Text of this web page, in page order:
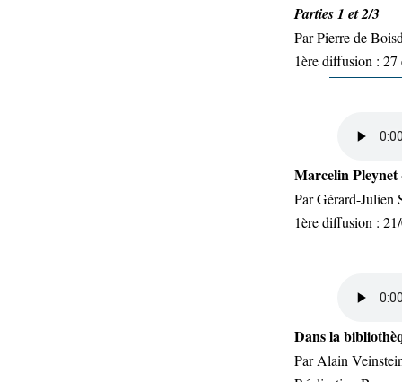
Parties 1 et 2/3
Par Pierre de
1ère diffusion :
Marcelin
Par Gérard-Julien
1ère diffusion :
Dans la
Par Alain